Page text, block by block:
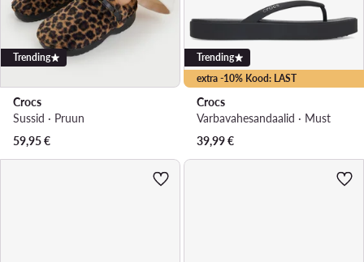
Trending
Crocs
Sussid · Pruun
59,95€
extra -10% Kood: LAST
Trending
Crocs
Varbavahesandaalid · Must
39,99€